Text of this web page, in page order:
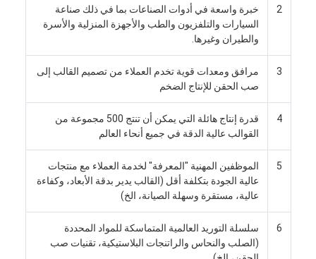
اتصل بنا
نتحدث الآن
خدمات صب الحقن
خدمة صب حقن البلاستيك
صب حقن مزدوج
صب حقن دقيقة
2
خبرة واسعة في أدوات الصناعات بما في ذلك صناعة
السيارات والتلفزيون والطب والأجهزة المنزلية والأسرة
والطيران وغيرها.
3
مرافق ومعدات قوية تخدم العملاء من تصميم القالب إلى
صب الحقن للإنتاج الضخم
4
قدرة إنتاج هائلة التي يمكن أن تنتج 500 مجموعة من
القوالب عالية الدقة في جميع أنحاء العالم
5
الموظفين المهنية "المعرفة" لخدمة العملاء مع منتجات
عالية الجودة بتكلفة أقل (القالب يدير بدقة الأبعاد، وكفاءة
عالية، مستقرة وسهلة الصيانة، الخ)
6
سلسلة التوريد العالمية المتماسكة للمواد المحددة
(الصلب والنحاس والراتنجات البلاستيكية، تقنيات صب